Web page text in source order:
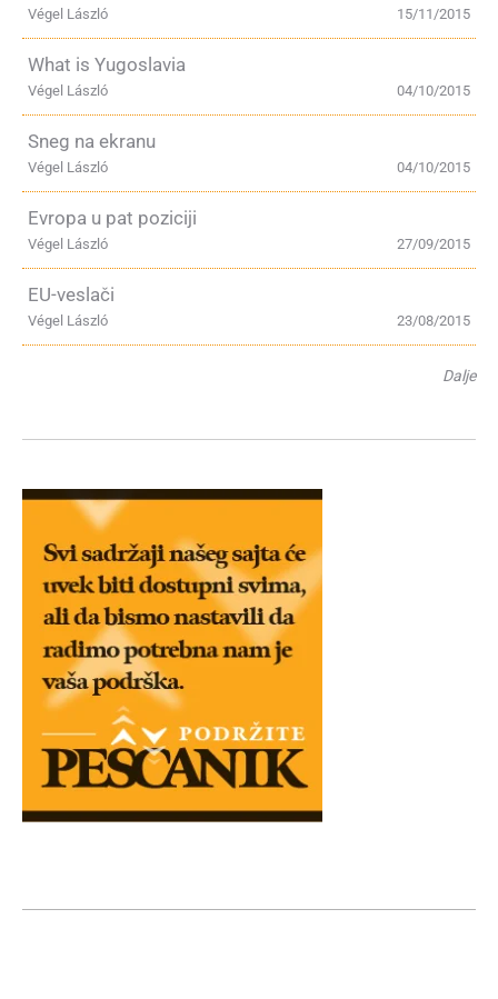
15/11/2015
Végel László
What is Yugoslavia
04/10/2015
Végel László
Sneg na ekranu
04/10/2015
Végel László
Evropa u pat poziciji
27/09/2015
Végel László
EU-veslači
23/08/2015
Végel László
Dalje